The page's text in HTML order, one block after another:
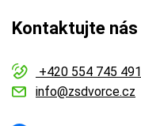
Kontaktujte nás
+420 554 745 491
info@zsdvorce.cz